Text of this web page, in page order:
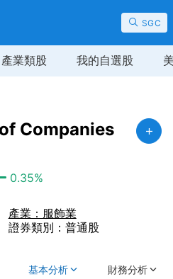
SGC
產業類股 我的自選股
Companies
0.35%
產業：服飾業
證券類別：普通股
基本分析 財務分析